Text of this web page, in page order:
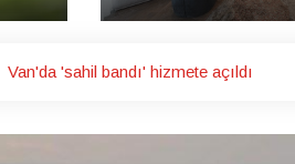
Van'da 'sahil bandı' hizmete açıldı